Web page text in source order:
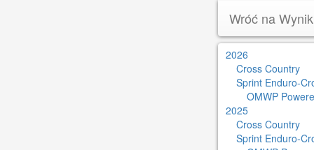
Wróć na
2026
Cross Country
Sprint Enduro-
OMWP
2025
Cross Country
Sprint Enduro-